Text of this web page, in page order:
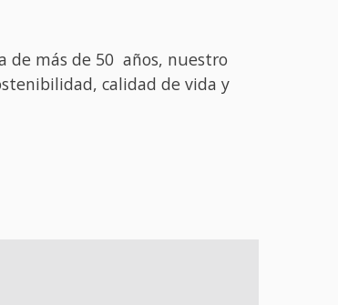
de más de 50 años, nuestro
calidad de vida y